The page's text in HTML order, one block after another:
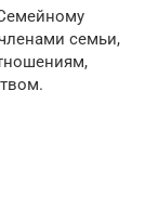
семьи,